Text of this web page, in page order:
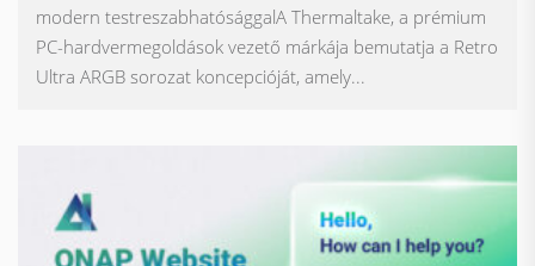
modern testreszabhatósággalA Thermaltake, a prémium
PC-hardvermegoldások vezető márkája bemutatja a Retro
Ultra ARGB sorozat koncepcióját, amely...